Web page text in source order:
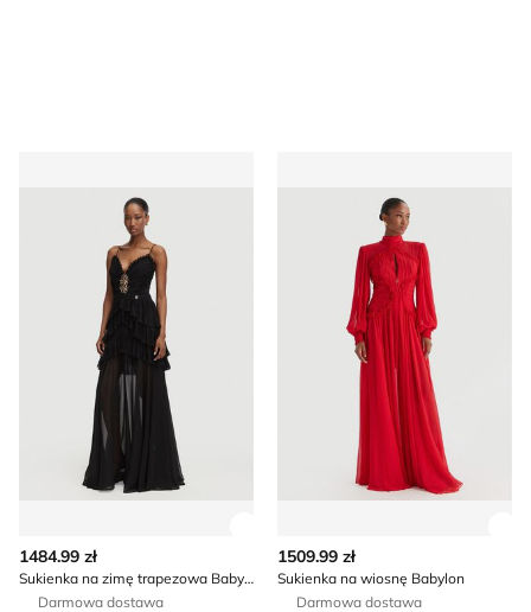
1484.99 zł
Sukienka na zimę trapezowa Babylon
Darmowa dostawa
1509.99 zł
Sukienka na wiosnę Babylon
Darmowa dostawa